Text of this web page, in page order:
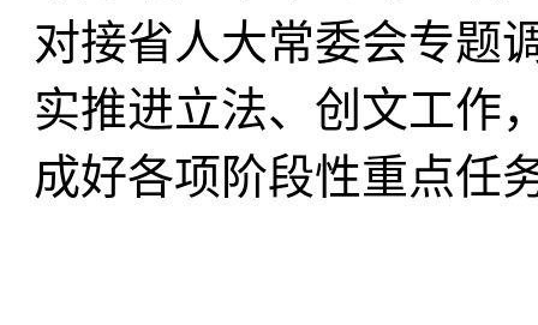
对接省人大常委会专题
实推进立法、创文工作
成好各项阶段性重点任